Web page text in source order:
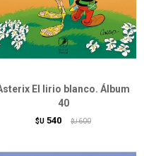
El lirio blanco. Álbum
40
$U 540 $U 600